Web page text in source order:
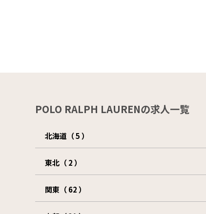
POLO RALPH LAURENの求人一覧
北海道（ 5 ）
東北（ 2 ）
関東（ 62 ）